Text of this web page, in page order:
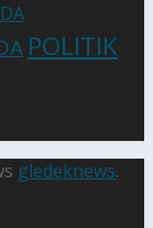
POLITIK
gledeknews.